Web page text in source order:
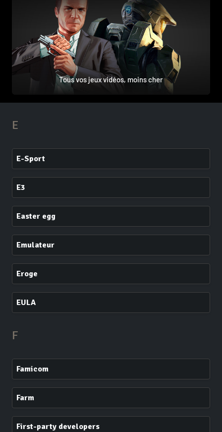
Tous vos jeux vidéos, moins cher
E
E-Sport
E3
Easter egg
Emulateur
Eroge
EULA
F
Famicom
Farm
First-party developers